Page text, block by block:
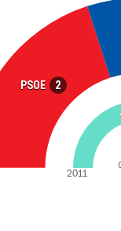
PSOE 2
2011